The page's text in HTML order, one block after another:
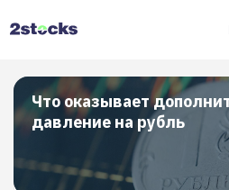
Что оказывает
давление на рубль